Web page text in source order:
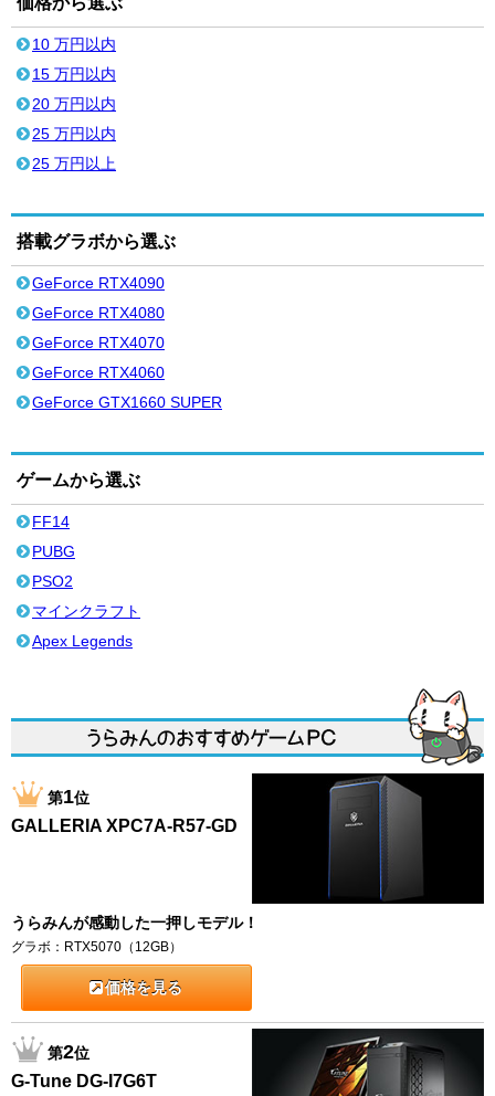
10 万円以内
15 万円以内
20 万円以内
25 万円以内
25 万円以上
搭載グラボから選ぶ
GeForce RTX4090
GeForce RTX4080
GeForce RTX4070
GeForce RTX4060
GeForce GTX1660 SUPER
ゲームから選ぶ
FF14
PUBG
PSO2
マインクラフト
Apex Legends
第1位
GALLERIA XPC7A-R57-GD
うらみんが感動した一押しモデル！
グラボ：RTX5070（12GB）
価格を見る
第2位
G-Tune DG-I7G6T